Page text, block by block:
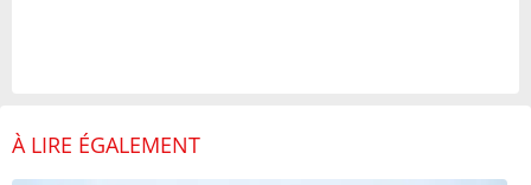
À LIRE ÉGALEMENT